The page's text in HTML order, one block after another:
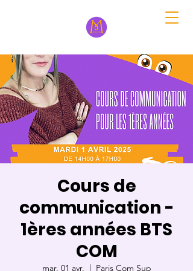
Cours de
communication -
1ères années BTS
COM
mar. 01 avr.
  |
Paris Com Sup